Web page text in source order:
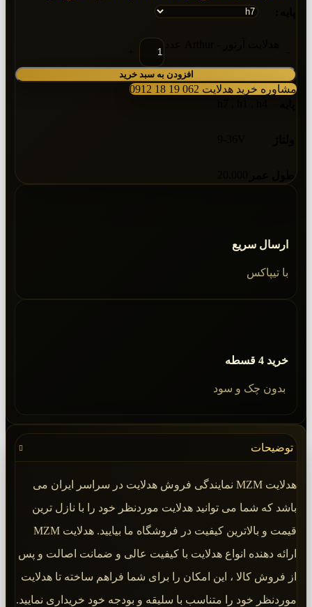
افزودن به سبد خرید
مشاوره خرید هدلایت 062 19 18 0912
ارسال سریع
با تیپاکس
خرید 4 قسطه
بدون چک و سود
توضیحات
هدلایت MZM نمایندگی فروش هدلایت در سراسر ایران می
باشد که شما می توانید هدلایت موردنظر خود را با نازل ترین
قیمت و بالاترین کیفیت در فروشگاه ما بیایید. هدلایت MZM
ارائه دهنده انواع هدلایت با کیفیت عالی و ضمانت اصالت و پس
از فروش کالا ، این امکان را برای شما فراهم ساخته تا هدلایت
موردنظر خود را متناسب با سلیقه و بودجه خود خریداری نمایید.